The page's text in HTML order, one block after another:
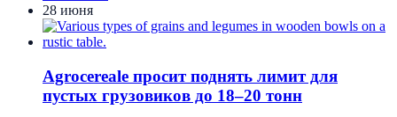
28 июня
Agrocereale просит поднять лимит для
пустых грузовиков до 18–20 тонн